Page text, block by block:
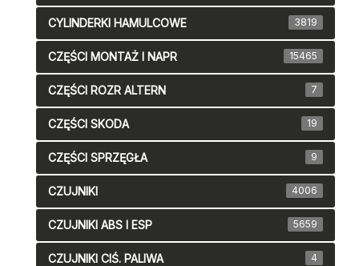
CYLINDERKI HAMULCOWE 3819
CZĘŚCI MONTAŻ I NAPR 15465
CZĘŚCI ROZR ALTERN 7
CZĘŚCI SKODA 19
CZĘŚCI SPRZĘGŁA 9
CZUJNIKI 4006
CZUJNIKI ABS I ESP 5659
CZUJNIKI CIŚ. PALIWA 4